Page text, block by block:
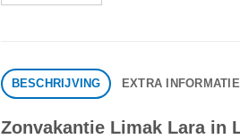
BESCHRIJVING EXTRA INFORMATIE
Zonvakantie Limak Lara in